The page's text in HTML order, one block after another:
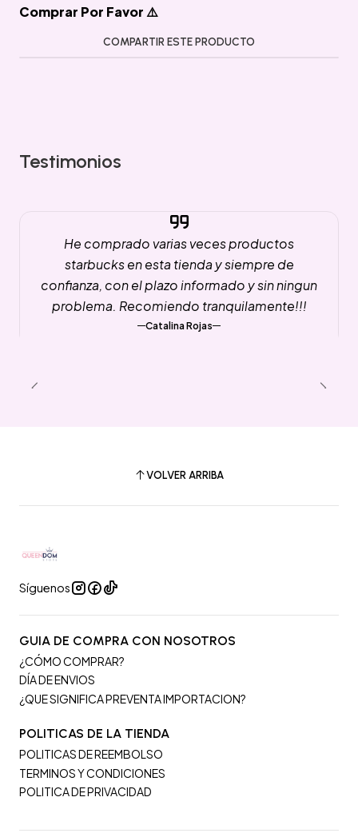
Comprar Por Favor ⚠️
COMPARTIR ESTE PRODUCTO
Testimonios
He comprado varias veces productos
starbucks en esta tienda y siempre de
confianza, con el plazo informado y sin ningun
problema. Recomiendo tranquilamente!!!
Catalina Rojas
VOLVER ARRIBA
Síguenos
GUIA DE COMPRA CON NOSOTROS
¿CÓMO COMPRAR?
DÍA DE ENVIOS
¿QUE SIGNIFICA PREVENTA IMPORTACION?
POLITICAS DE LA TIENDA
POLITICAS DE REEMBOLSO
TERMINOS Y CONDICIONES
POLITICA DE PRIVACIDAD